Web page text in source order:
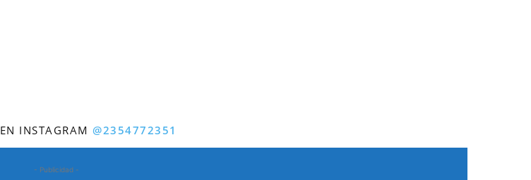
INSTAGRAM@2354772351
- Publicidad -